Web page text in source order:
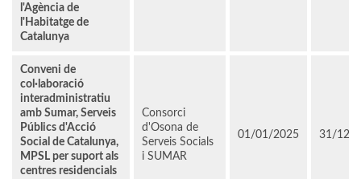
l'Agència de
l'Habitatge de
Catalunya
Conveni de
col·laboració
interadministratiu
amb Sumar, Serveis
Públics d'Acció
Social de Catalunya,
MPSL per suport als
centres residencials
Consorci
d'Osona de
Serveis Socials
i SUMAR
01/01/2025 31/12/